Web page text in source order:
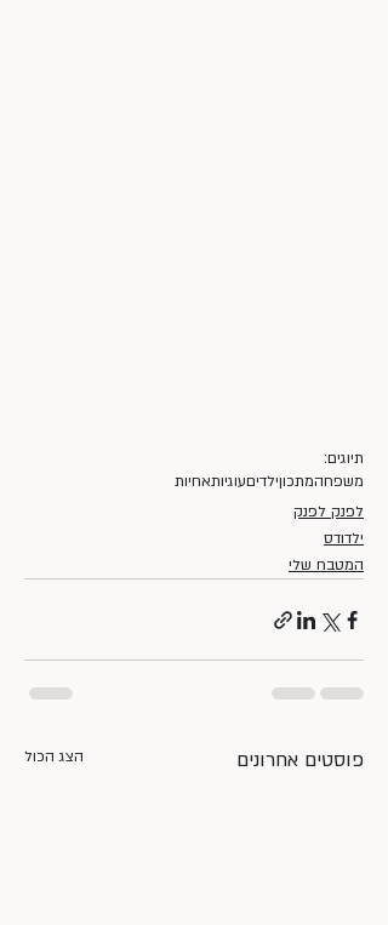
תיוגים:
משפחהמתכוןילדיםעוגיותאחיות
לפנק לפנק
ילדודס
המטבח שלי
פוסטים אחרונים הצג הכול